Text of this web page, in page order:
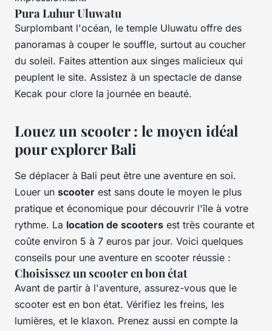
Pura Luhur Uluwatu
Surplombant l'océan, le temple Uluwatu offre des
panoramas à couper le souffle, surtout au coucher
du soleil. Faites attention aux singes malicieux qui
peuplent le site. Assistez à un spectacle de danse
Kecak pour clore la journée en beauté.
Louez un scooter : le moyen idéal
pour explorer Bali
Se déplacer à Bali peut être une aventure en soi.
Louer un scooter est sans doute le moyen le plus
pratique et économique pour découvrir l'île à votre
rythme. La location de scooters est très courante et
coûte environ 5 à 7 euros par jour. Voici quelques
conseils pour une aventure en scooter réussie :
Choisissez un scooter en bon état
Avant de partir à l'aventure, assurez-vous que le
scooter est en bon état. Vérifiez les freins, les
lumières, et le klaxon. Prenez aussi en compte la